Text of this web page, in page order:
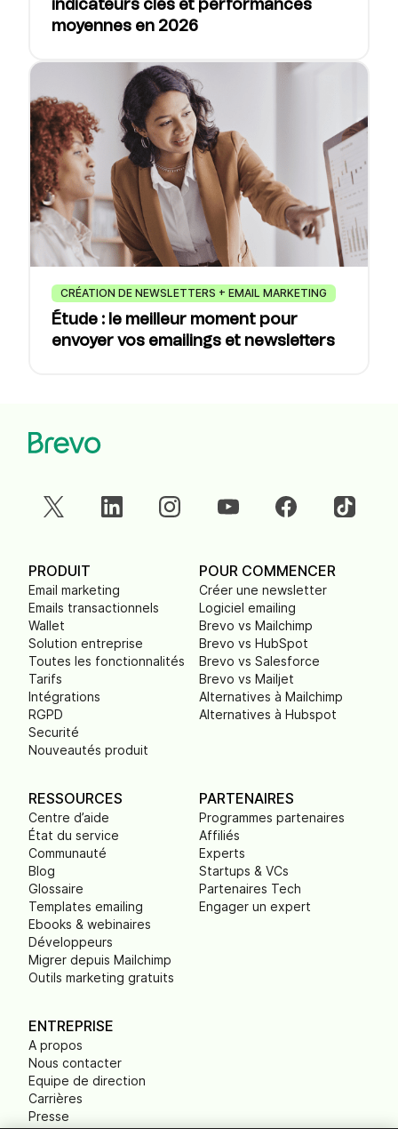
indicateurs clés et performances
moyennes en 2026
CRÉATION DE NEWSLETTERS + EMAIL MARKETING
Étude : le meilleur moment pour
envoyer vos emailings et newsletters
PRODUIT
Email marketing
Emails transactionnels
Wallet
Solution entreprise
Toutes les fonctionnalités
Tarifs
Intégrations
RGPD
Securité
Nouveautés produit
POUR COMMENCER
Créer une newsletter
Logiciel emailing
Brevo vs Mailchimp
Brevo vs HubSpot
Brevo vs Salesforce
Brevo vs Mailjet
Alternatives à Mailchimp
Alternatives à Hubspot
RESSOURCES
Centre d’aide
État du service
Communauté
Blog
Glossaire
Templates emailing
Ebooks & webinaires
Développeurs
Migrer depuis Mailchimp
Outils marketing gratuits
PARTENAIRES
Programmes partenaires
Affiliés
Experts
Startups & VCs
Partenaires Tech
Engager un expert
ENTREPRISE
A propos
Nous contacter
Equipe de direction
Carrières
Presse